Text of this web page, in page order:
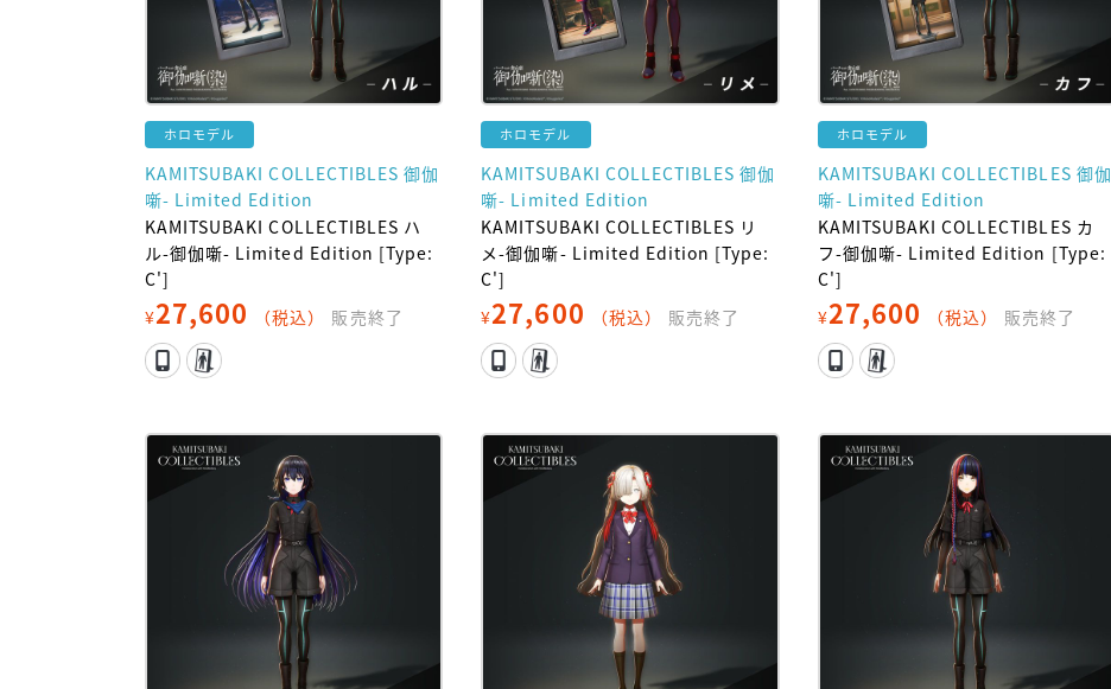
ホロモデル
KAMITSUBAKI COLLECTIBLES 御伽
噺- Limited Edition
KAMITSUBAKI COLLECTIBLES ハ
ル-御伽噺- Limited Edition [Type:
C']
¥27,600 （税込） 販売終了
ホロモデル
KAMITSUBAKI COLLECTIBLES 御伽
噺- Limited Edition
KAMITSUBAKI COLLECTIBLES リ
メ-御伽噺- Limited Edition [Type:
C']
¥27,600 （税込） 販売終了
ホロモデル
KAMITSUBAKI COLLECTIBLES 御伽
噺- Limited Edition
KAMITSUBAKI COLLECTIBLES カ
フ-御伽噺- Limited Edition [Type:
C']
¥27,600 （税込） 販売終了